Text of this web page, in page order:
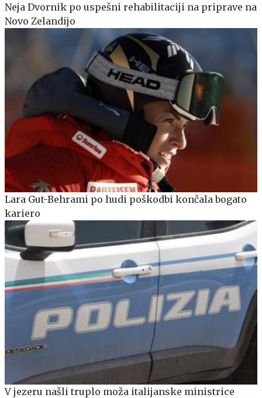
Neja Dvornik po uspešni rehabilitaciji na priprave na
Novo Zelandijo
Lara Gut-Behrami po hudi poškodbi končala bogato
kariero
V jezeru našli truplo moža italijanske ministrice